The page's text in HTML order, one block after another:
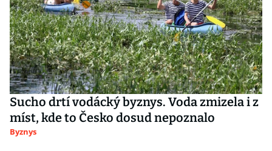
Sucho drtí vodácký byznys. Voda zmizela i z
míst, kde to Česko dosud nepoznalo
Byznys